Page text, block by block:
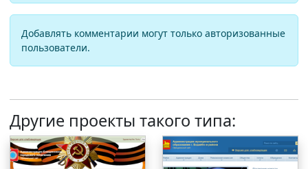
Добавлять комментарии могут только авторизованные
пользователи.
Другие проекты такого типа: